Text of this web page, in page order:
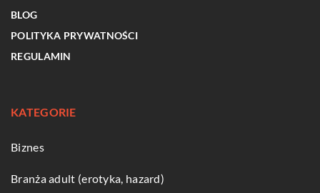
BLOG
POLITYKA PRYWATNOŚCI
REGULAMIN
KATEGORIE
Biznes
Branża adult (erotyka, hazard)